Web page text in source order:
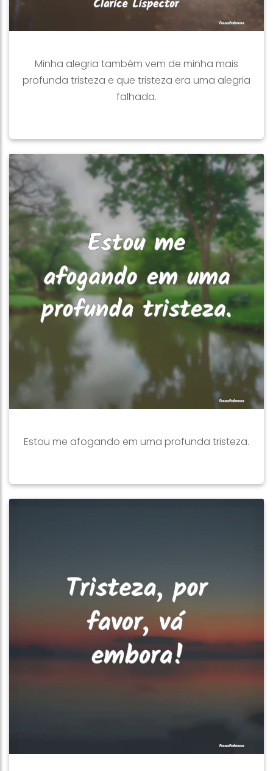
Minha alegria também vem de minha mais
profunda tristeza e que tristeza era uma alegria
falhada.
Estou me afogando em uma profunda tristeza.